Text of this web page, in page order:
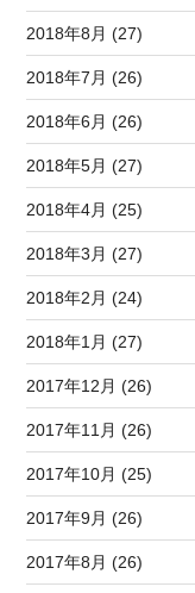
2018年8月 (27)
2018年7月 (26)
2018年6月 (26)
2018年5月 (27)
2018年4月 (25)
2018年3月 (27)
2018年2月 (24)
2018年1月 (27)
2017年12月 (26)
2017年11月 (26)
2017年10月 (25)
2017年9月 (26)
2017年8月 (26)